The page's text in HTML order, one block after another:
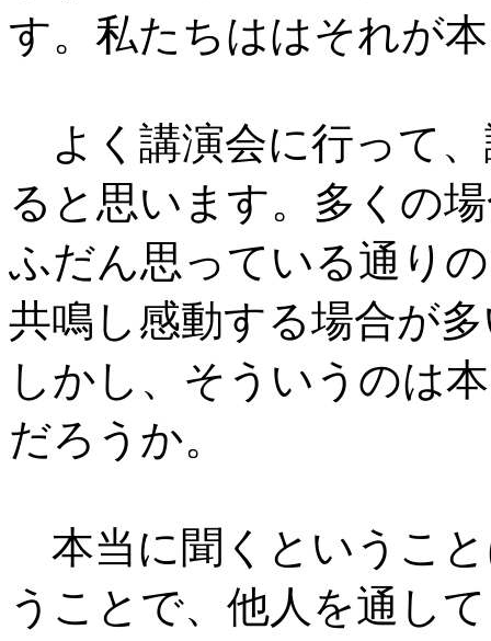
す。私たちははそれが
よく講演会に行って
ると思います。多くの
ふだん思っている通り
共鳴し感動する場合が
しかし、そういうのは
だろうか。
本当に聞くというこ
うことで、他人を通し